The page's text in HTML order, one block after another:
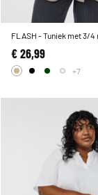
FLASH - Tuniek met 3/4
€ 26,99
+7